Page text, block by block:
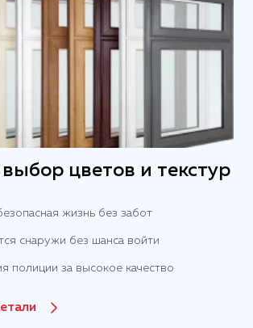
цветов и текстур
жизнь без забот
снаружи без шанса войти
полиции за высокое качество